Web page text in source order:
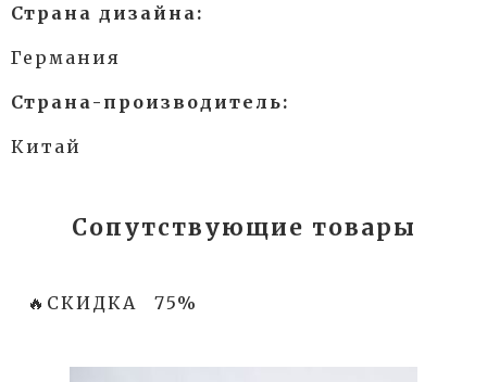
Страна дизайна:
Германия
Страна-производитель:
Китай
Сопутствующие товары
🔥СКИДКА 75%